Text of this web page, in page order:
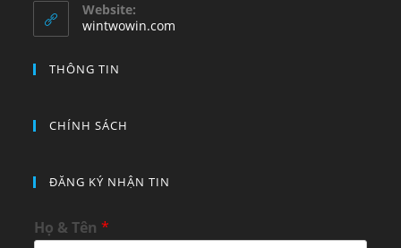
Website:
wintwowin.com
THÔNG TIN
CHÍNH SÁCH
ĐĂNG KÝ NHẬN TIN
Họ & Tên*